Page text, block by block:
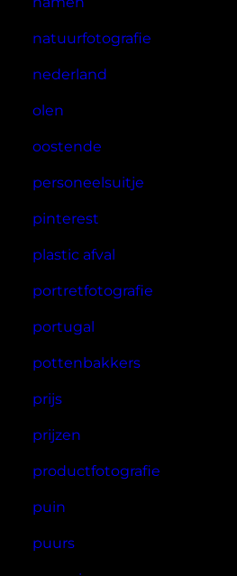
natuurfotografie
nederland
olen
oostende
personeelsuitje
pinterest
plastic afval
portretfotografie
portugal
pottenbakkers
prijs
prijzen
productfotografie
puin
puurs